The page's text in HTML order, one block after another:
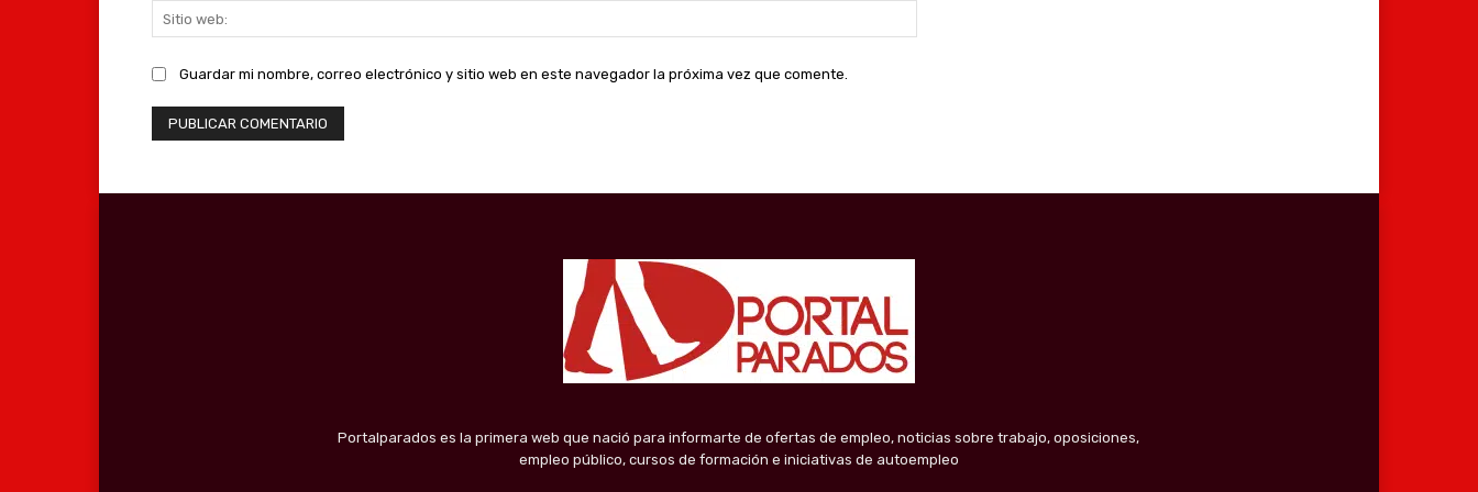
web:
Guardar mi nombre, correo electrónico y sitio web en este navegador la próxima vez que comente.
Portalparados es la primera web que nació para informarte de ofertas de empleo, noticias sobre trabajo, oposiciones,
empleo público, cursos de formación e iniciativas de autoempleo